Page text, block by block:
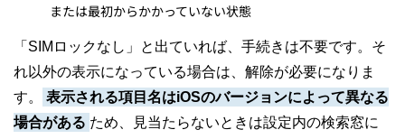
または最初からかかっていない状態
「SIMロックなし」と出ていれば、手続きは不要です。そ
れ以外の表示になっている場合は、解除が必要になりま
す。
表示される項目名はiOSのバージョンによって異なる
場合がある ため、見当たらないときは設定内の検索窓に